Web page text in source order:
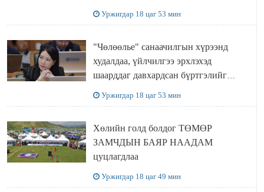
Уржигдар 18 цаг 53 мин
"Чөлөөлье" санаачилгын хүрээнд
худалдаа, үйлчилгээ эрхлэхэд
шаарддаг давхардсан бүртгэлийг
хүчингүй болгох тогтоолын төслийг
баталлаа
Уржигдар 18 цаг 53 мин
Хөлийн голд болдог ТӨМӨР
ЗАМЧДЫН БАЯР НААДАМ
цуцлагдлаа
Уржигдар 18 цаг 49 мин